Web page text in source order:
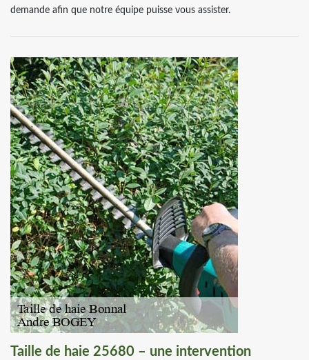
demande afin que notre équipe puisse vous assister.
Taille de haie 25680 – une intervention